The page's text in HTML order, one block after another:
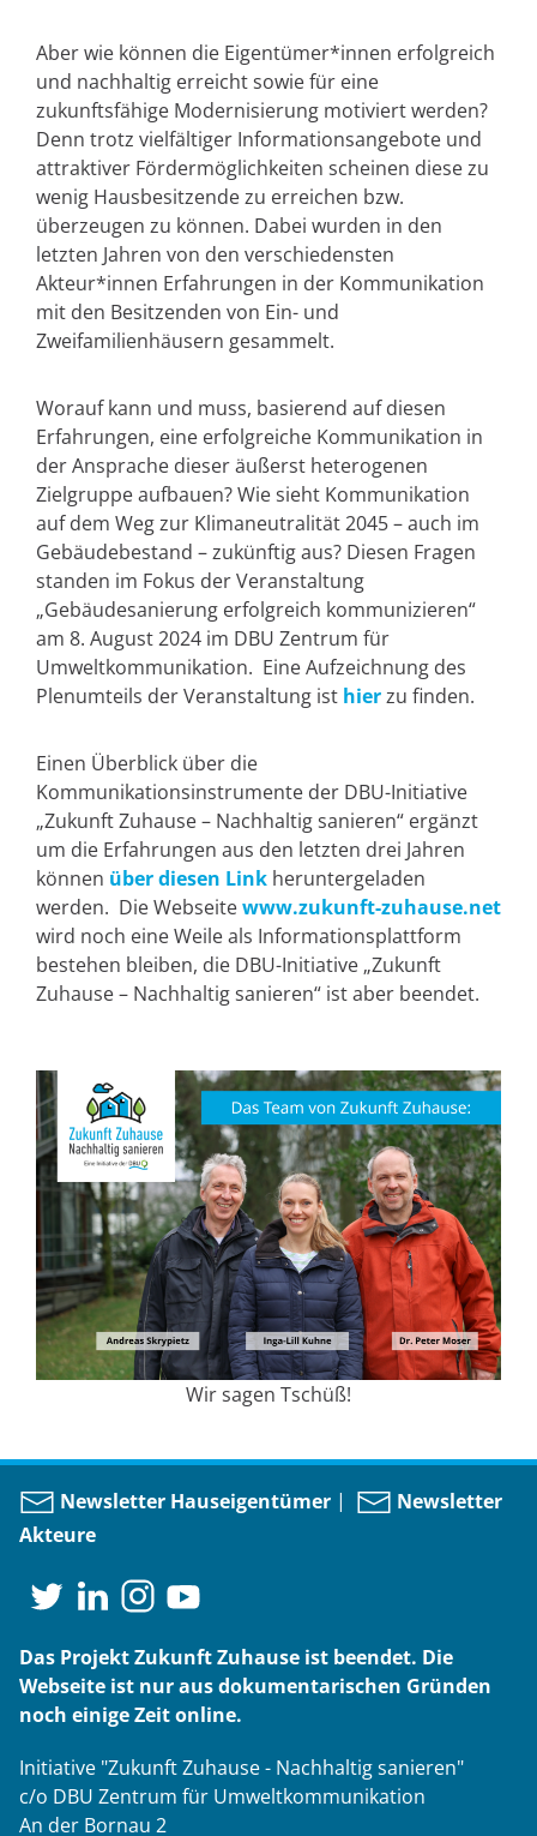
Aber wie können die Eigentümer*innen erfolgreich
und nachhaltig erreicht sowie für eine
zukunftsfähige Modernisierung motiviert werden?
Denn trotz vielfältiger Informationsangebote und
attraktiver Fördermöglichkeiten scheinen diese zu
wenig Hausbesitzende zu erreichen bzw.
überzeugen zu können. Dabei wurden in den
letzten Jahren von den verschiedensten
Akteur*innen Erfahrungen in der Kommunikation
mit den Besitzenden von Ein- und
Zweifamilienhäusern gesammelt.
Worauf kann und muss, basierend auf diesen
Erfahrungen, eine erfolgreiche Kommunikation in
der Ansprache dieser äußerst heterogenen
Zielgruppe aufbauen? Wie sieht Kommunikation
auf dem Weg zur Klimaneutralität 2045 – auch im
Gebäudebestand – zukünftig aus? Diesen Fragen
standen im Fokus der Veranstaltung
„Gebäudesanierung erfolgreich kommunizieren“
am 8. August 2024 im DBU Zentrum für
Umweltkommunikation. Eine Aufzeichnung des
Plenumteils der Veranstaltung ist hierzu finden.
Einen Überblick über die
Kommunikationsinstrumente der DBU-Initiative
„Zukunft Zuhause – Nachhaltig sanieren“ ergänzt
um die Erfahrungen aus den letzten drei Jahren
können über diesen Link heruntergeladen
werden. Die Webseitewww.zukunft-zuhause.net
wird noch eine Weile als Informationsplattform
bestehen bleiben, die DBU-Initiative „Zukunft
Zuhause – Nachhaltig sanieren“ ist aber beendet.
Wir sagen Tschüß!
Newsletter Hauseigentümer |
Newsletter
Akteure
Das Projekt Zukunft Zuhause ist beendet. Die
Webseite ist nur aus dokumentarischen Gründen
noch einige Zeit online.
Initiative "Zukunft Zuhause - Nachhaltig sanieren"
c/o DBU Zentrum für Umweltkommunikation
An der Bornau 2